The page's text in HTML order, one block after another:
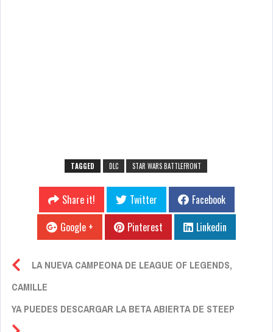
TAGGED DLC STAR WARS BATTLEFRONT
Share it! Twitter
Facebook
Google +
Pinterest Linkedin
LA NUEVA CAMPEONA DE LEAGUE OF LEGENDS,
CAMILLE
YA PUEDES DESCARGAR LA BETA ABIERTA DE STEEP